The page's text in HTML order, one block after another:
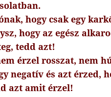
hogy csak egy
hogy az egész
tedd azt!
érzel rosszat, nem
negatív és azt érzed,
azt amit érzel!